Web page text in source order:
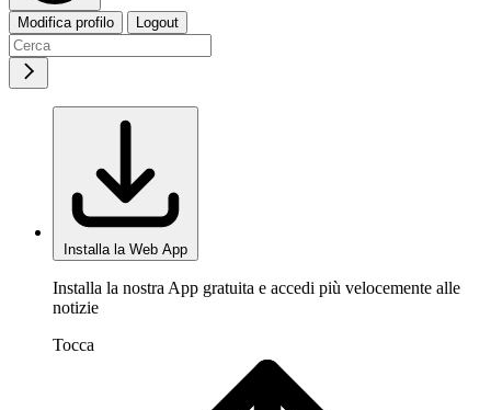
Modifica profilo Logout
Installa la Web App
Installa la nostra App gratuita e accedi più velocemente alle
notizie
Tocca